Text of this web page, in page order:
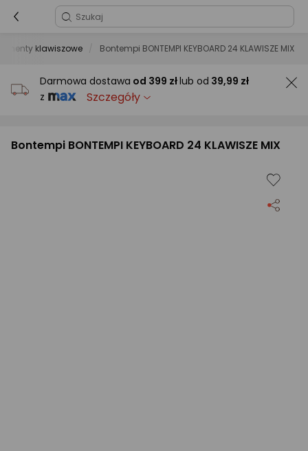
klawiszowe Bontempi BONTEMPI KEYBOARD 24 KLAWISZE MIX
Darmowa dostawa od 399 złlub od 39,99 zł
z
Szczegóły
Bontempi BONTEMPI KEYBOARD 24 KLAWISZE MIX